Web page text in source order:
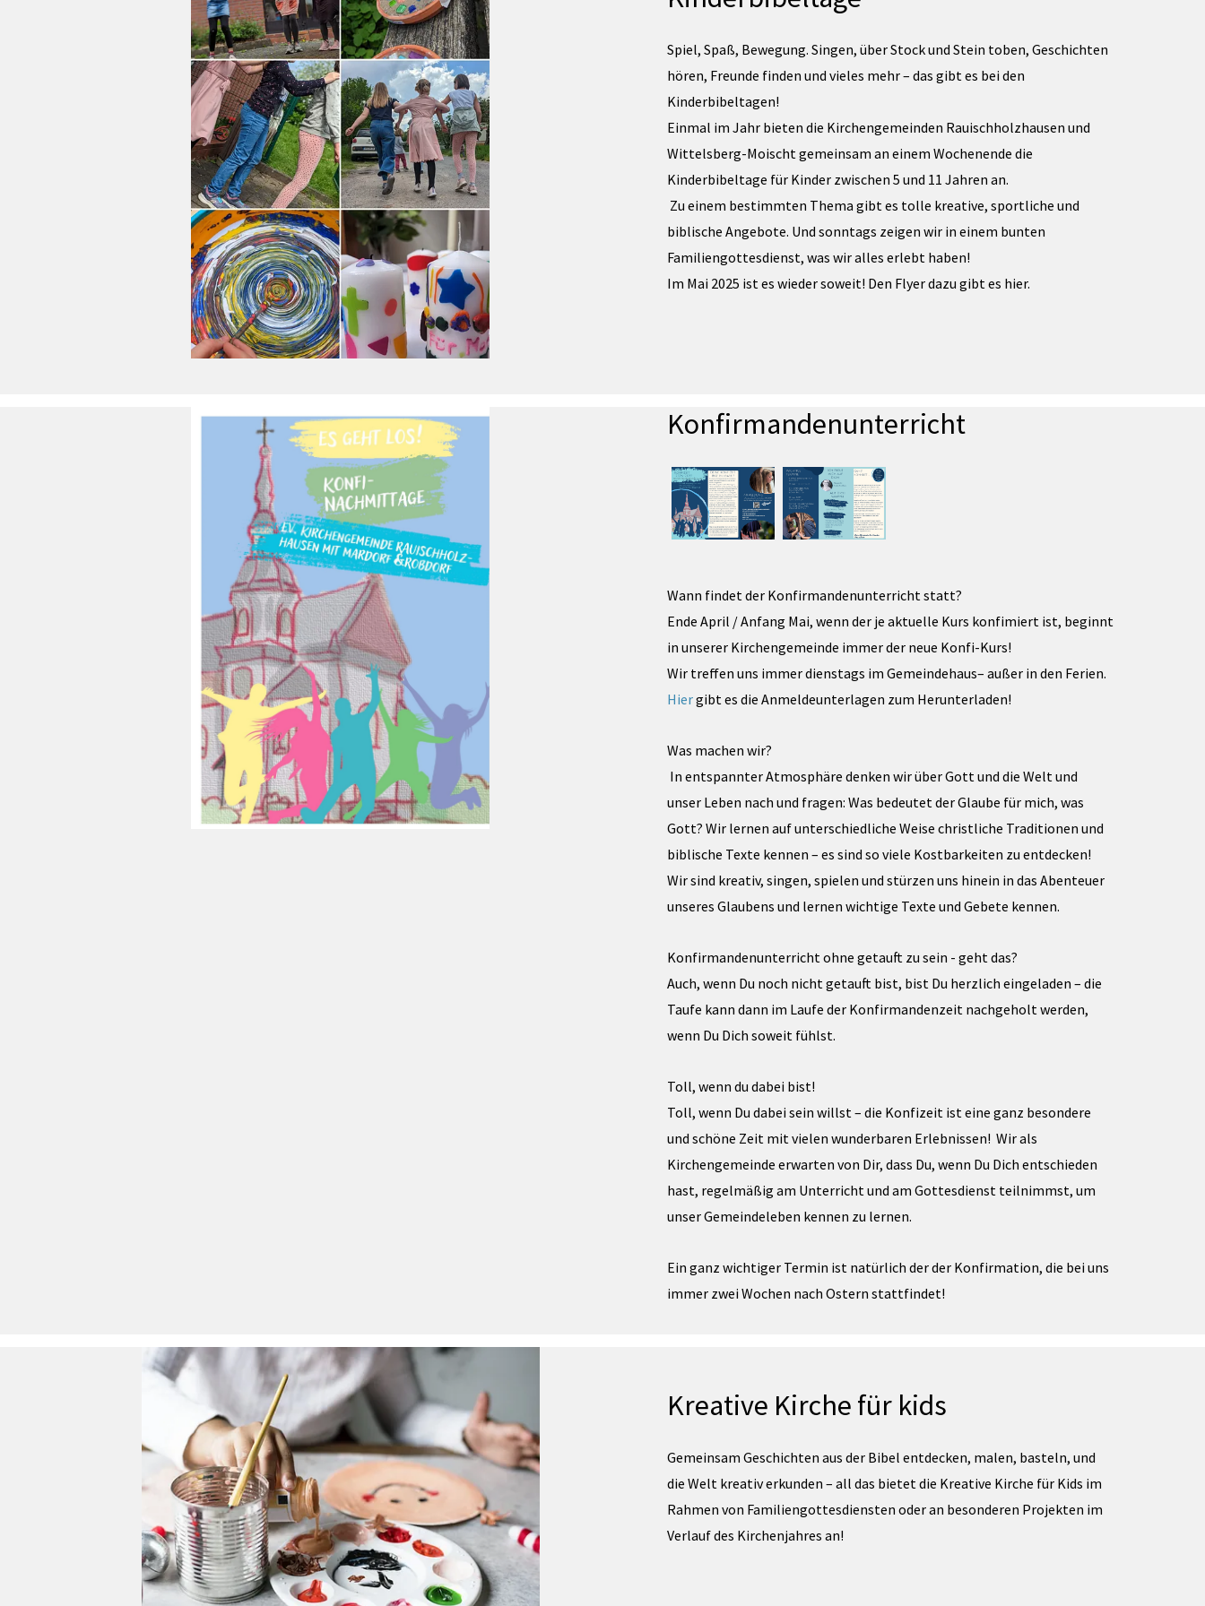
Spiel, Spaß, Bewegung. Singen, über Stock und Stein toben, Geschichten
hören, Freunde finden und vieles mehr – das gibt es bei den
Kinderbibeltagen!
Einmal im Jahr bieten die Kirchengemeinden Rauischholzhausen und
Wittelsberg-Moischt gemeinsam an einem Wochenende die
Kinderbibeltage für Kinder zwischen 5 und 11 Jahren an.
Zu einem bestimmten Thema gibt es tolle kreative, sportliche und
biblische Angebote. Und sonntags zeigen wir in einem bunten
Familiengottesdienst, was wir alles erlebt haben!
Im Mai 2025 ist es wieder soweit! Den Flyer dazu gibt es hier.
Konfirmandenunterricht
Wann findet der Konfirmandenunterricht statt?
Ende April / Anfang Mai, wenn der je aktuelle Kurs konfimiert ist, beginnt
in unserer Kirchengemeinde immer der neue Konfi-Kurs!
Wir treffen uns immer dienstags im Gemeindehaus– außer in den Ferien.
Hiergibt es die Anmeldeunterlagen zum Herunterladen!
Was machen wir?
In entspannter Atmosphäre denken wir über Gott und die Welt und
unser Leben nach und fragen: Was bedeutet der Glaube für mich, was
Gott? Wir lernen auf unterschiedliche Weise christliche Traditionen und
biblische Texte kennen – es sind so viele Kostbarkeiten zu entdecken!
Wir sind kreativ, singen, spielen und stürzen uns hinein in das Abenteuer
unseres Glaubens und lernen wichtige Texte und Gebete kennen.
Konfirmandenunterricht ohne getauft zu sein - geht das?
Auch, wenn Du noch nicht getauft bist, bist Du herzlich eingeladen – die
Taufe kann dann im Laufe der Konfirmandenzeit nachgeholt werden,
wenn Du Dich soweit fühlst.
Toll, wenn du dabei bist!
Toll, wenn Du dabei sein willst – die Konfizeit ist eine ganz besondere
und schöne Zeit mit vielen wunderbaren Erlebnissen! Wir als
Kirchengemeinde erwarten von Dir, dass Du, wenn Du Dich entschieden
hast, regelmäßig am Unterricht und am Gottesdienst teilnimmst, um
unser Gemeindeleben kennen zu lernen.
Ein ganz wichtiger Termin ist natürlich der der Konfirmation, die bei uns
immer zwei Wochen nach Ostern stattfindet!
Kreative Kirche für kids
Gemeinsam Geschichten aus der Bibel entdecken, malen, basteln, und
die Welt kreativ erkunden – all das bietet die Kreative Kirche für Kids im
Rahmen von Familiengottesdiensten oder an besonderen Projekten im
Verlauf des Kirchenjahres an!